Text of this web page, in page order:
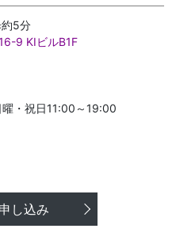
5分
9 KIビルB1F
・祝日11:00～19:00
し込み